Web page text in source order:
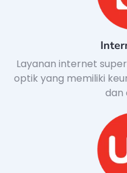
Layanan internet
optik yang memiliki
dan